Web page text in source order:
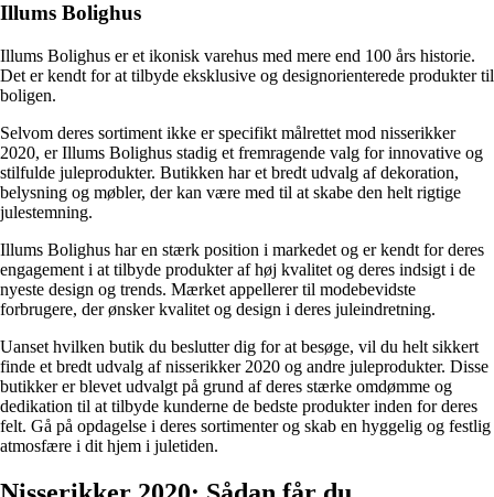
Illums Bolighus
Illums Bolighus er et ikonisk varehus med mere end 100 års historie.
Det er kendt for at tilbyde eksklusive og designorienterede produkter til
boligen.
Selvom deres sortiment ikke er specifikt målrettet mod nisserikker
2020, er Illums Bolighus stadig et fremragende valg for innovative og
stilfulde juleprodukter. Butikken har et bredt udvalg af dekoration,
belysning og møbler, der kan være med til at skabe den helt rigtige
julestemning.
Illums Bolighus har en stærk position i markedet og er kendt for deres
engagement i at tilbyde produkter af høj kvalitet og deres indsigt i de
nyeste design og trends. Mærket appellerer til modebevidste
forbrugere, der ønsker kvalitet og design i deres juleindretning.
Uanset hvilken butik du beslutter dig for at besøge, vil du helt sikkert
finde et bredt udvalg af nisserikker 2020 og andre juleprodukter. Disse
butikker er blevet udvalgt på grund af deres stærke omdømme og
dedikation til at tilbyde kunderne de bedste produkter inden for deres
felt. Gå på opdagelse i deres sortimenter og skab en hyggelig og festlig
atmosfære i dit hjem i juletiden.